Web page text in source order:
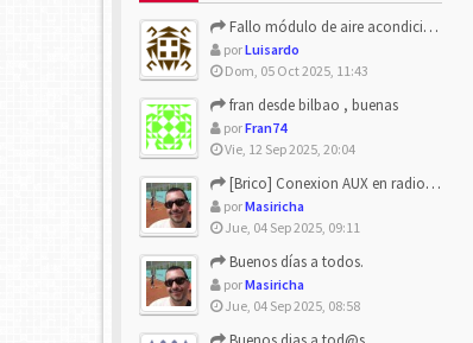
Fallo módulo de aire acondicionado
porLuisardo
Dom, 05 Oct 2025, 11:43
fran desde bilbao , buenas
porFran74
Vie, 12 Sep 2025, 20:04
[Brico] Conexion AUX en radio de origen
porMasiricha
Jue, 04 Sep 2025, 09:11
Buenos días a todos.
porMasiricha
Jue, 04 Sep 2025, 08:58